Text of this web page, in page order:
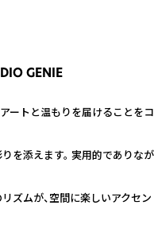
GENIE
ートと温もりを届けることを
添えます。 実用的でありな
ズムが、空間に楽しいアクセン